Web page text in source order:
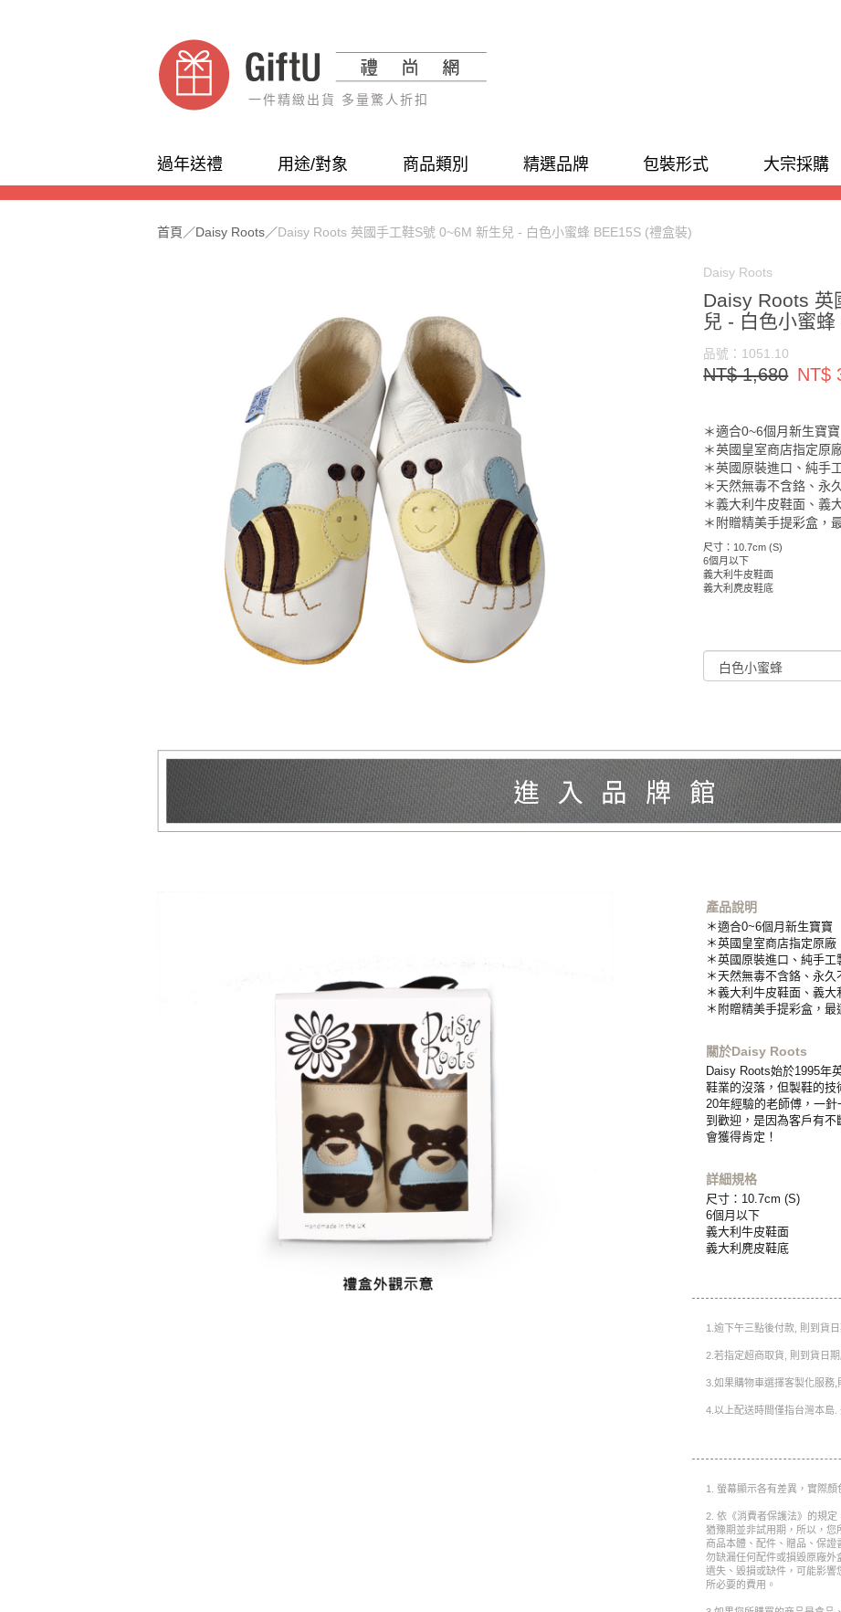
一件精緻出貨 多量驚人折扣
過年送禮 用途/對象 商品類別 精選品牌 包裝形式 大宗採購
首頁 ／Daisy Roots／Daisy Roots 英國手工鞋S號 0~6M 新生兒 - 白色小蜜蜂 BEE15S (禮盒裝)
Daisy Roots
Daisy Roots 英
兒 - 白色小蜜
品號：1051.10
NT$ 1,680 NT$
＊適合0~6個月新生寶寶
＊英國皇室商店指定原
＊英國原裝進口、純手
＊天然無毒不含鉻、永
＊義大利牛皮鞋面、義
＊附贈精美手提彩盒，
尺寸：10.7cm (S)
6個月以下
義大利牛皮鞋面
義大利麂皮鞋底
產品說明
＊適合0~6個月新生寶寶
＊英國皇室商店指定原廠
＊英國原裝進口、純手工
＊天然無毒不含鉻、永久
＊義大利牛皮鞋面、義大
＊附贈精美手提彩盒，最
關於Daisy Roots
Daisy Roots始於1995年
鞋業的沒落，但製鞋的
20年經驗的老師傅，一
到歡迎，是因為客戶有
會獲得肯定！
詳細規格
尺寸：10.7cm (S)
6個月以下
義大利牛皮鞋面
義大利麂皮鞋底
1.逾下午三點後付款, 則到貨
2.若指定超商取貨, 則到貨日
3.如果購物車選擇客製化服務,
4.以上配送時間僅指台灣本島.
1. 螢幕顯示各有差異，實際顏
2. 依《消費者保護法》的規
猶豫期並非試用期，所以，
商品本體、配件、贈品、保
勿缺漏任何配件或損毀原廠外
遺失、毀損或缺件，可能影響
所必要的費用。